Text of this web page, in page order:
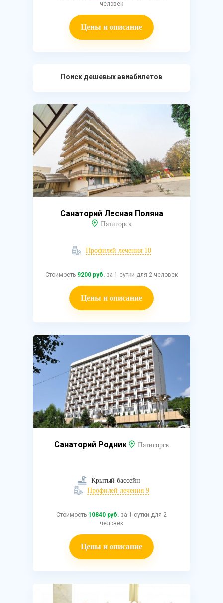
человек
Цены и описание
Поиск дешевых авиабилетов
Санаторий Лесная Поляна
Пятигорск
Профилей лечения 10
Стоимость 9200 руб. за 1 сутки для 2 человек
Цены и описание
Санаторий Родник Пятигорск
Крытый бассейн
Профилей лечения 9
Стоимость 10840 руб. за 1 сутки для 2
человек
Цены и описание